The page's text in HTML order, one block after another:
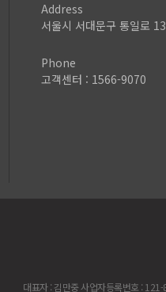
Address
서울시 서대문구 통일로
Phone
고객센터 : 1566-9070
대표자 : 김만중 사업자등록번호 :